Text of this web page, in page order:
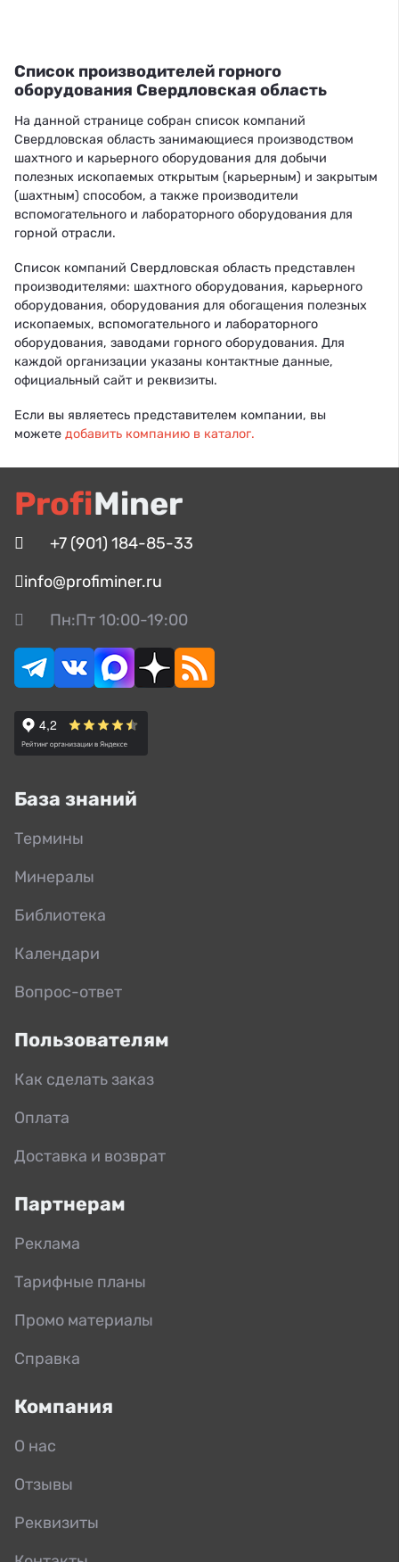
Список производителей горного
оборудования Свердловская область
На данной странице собран список компаний
Свердловская область занимающиеся производством
шахтного и карьерного оборудования для добычи
полезных ископаемых открытым (карьерным) и закрытым
(шахтным) способом, а также производители
вспомогательного и лабораторного оборудования для
горной отрасли.
Список компаний Свердловская область представлен
производителями: шахтного оборудования, карьерного
оборудования, оборудования для обогащения полезных
ископаемых, вспомогательного и лабораторного
оборудования, заводами горного оборудования. Для
каждой организации указаны контактные данные,
официальный сайт и реквизиты.
Если вы являетесь представителем компании, вы
можете добавить компанию в каталог.
ProfiMiner
+7 (901) 184-85-33
info@profiminer.ru
Пн:Пт 10:00-19:00
База знаний
Термины
Минералы
Библиотека
Календари
Вопрос-ответ
Пользователям
Как сделать заказ
Оплата
Доставка и возврат
Партнерам
Реклама
Тарифные планы
Промо материалы
Справка
Компания
О нас
Отзывы
Реквизиты